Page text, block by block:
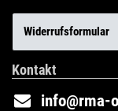
Widerrufsformular
Kontakt
info@rma-